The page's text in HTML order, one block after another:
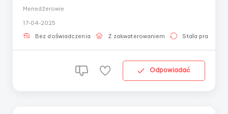
(podstawa) + premie (mogą być wielokrotnie wyższe niż
obiadowa + 3 przerwy po 15 min). **Co będziesz
robić:** ✅ Opieka nad k...
Menedżerowie
17-04-2025
Bez doświadczenia Z zakwaterowaniem Stała praca
Odpowiadać